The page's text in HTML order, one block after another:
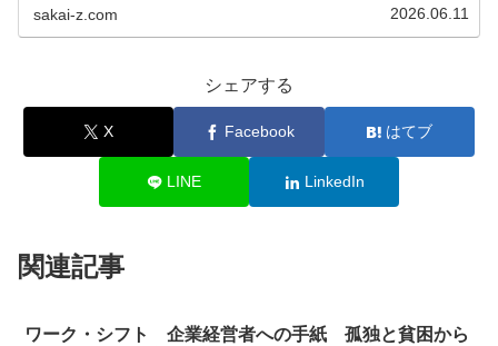
sakai-z.com 2026.06.11
シェアする
X Facebook はてブ
LINE LinkedIn
関連記事
ワーク・シフト 企業経営者への手紙 孤独と貧困から